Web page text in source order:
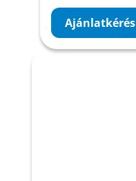
Ajánlatkérés